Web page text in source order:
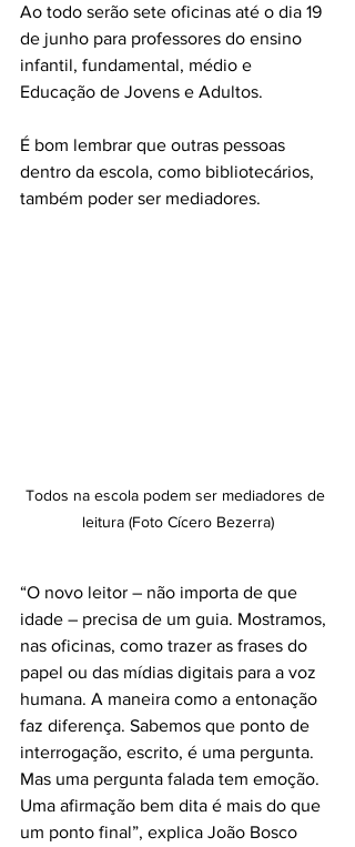
Ao todo serão sete oficinas até o dia 19
de junho para professores do ensino
infantil, fundamental, médio e
Educação de Jovens e Adultos.
É bom lembrar que outras pessoas
dentro da escola, como bibliotecários,
também poder ser mediadores.
Todos na escola podem ser mediadores de
leitura (Foto Cícero Bezerra)
“O novo leitor – não importa de que
idade – precisa de um guia. Mostramos,
nas oficinas, como trazer as frases do
papel ou das mídias digitais para a voz
humana. A maneira como a entonação
faz diferença. Sabemos que ponto de
interrogação, escrito, é uma pergunta.
Mas uma pergunta falada tem emoção.
Uma afirmação bem dita é mais do que
um ponto final”, explica João Bosco